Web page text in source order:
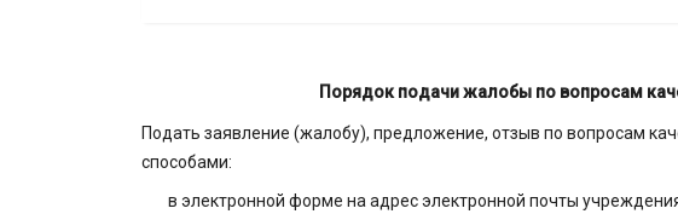
Порядок подачи жалобы по вопросам
Подать заявление (жалобу), предложение, отзыв по вопросам
способами:
в электронной форме на адрес электронной почты